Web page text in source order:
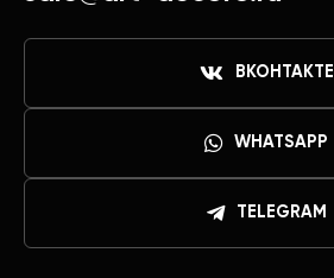
ВКОНТАКТЕ
WHATSAPP
TELEGRAM